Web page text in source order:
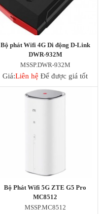
Bộ phát Wifi 4G Di động D-Link
DWR-932M
MSSP.DWR-932M
Giá:Liên hệ Để được giá tốt
Bộ Phát Wifi 5G ZTE G5 Pro
MC8512
MSSP.MC8512